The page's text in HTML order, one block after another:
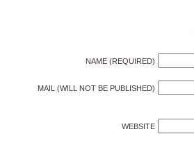
NAME (REQUIRED)
MAIL (WILL NOT BE PUBLISHED)
WEBSITE